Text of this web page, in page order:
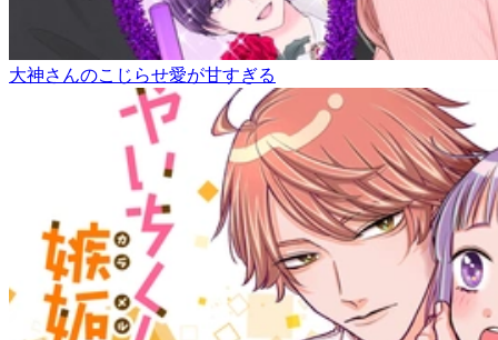
大神さんのこじらせ愛が甘すぎる